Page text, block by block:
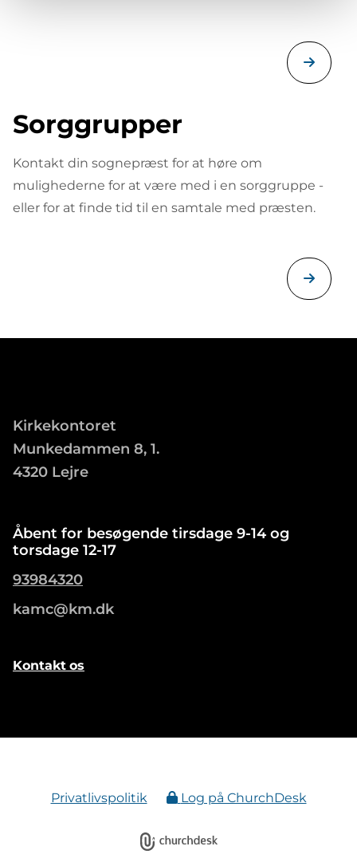
Sorggrupper
Kontakt din sognepræst for at høre om
mulighederne for at være med i en sorggruppe -
eller for at finde tid til en samtale med præsten.
Kirkekontoret
Munkedammen 8, 1.
4320 Lejre
Åbent for besøgende tirsdage 9-14 og
torsdage 12-17
93984320
kamc@km.dk
Kontakt os
Privatlivspolitik Log på ChurchDesk